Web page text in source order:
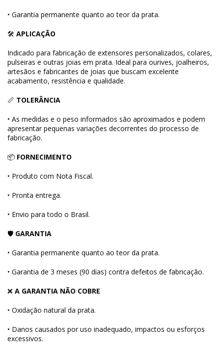
• Garantia permanente quanto ao teor da prata.
🛠 APLICAÇÃO
Indicado para fabricação de extensores personalizados, colares,
pulseiras e outras joias em prata. Ideal para ourives, joalheiros,
artesãos e fabricantes de joias que buscam excelente
acabamento, resistência e qualidade.
📏 TOLERÂNCIA
• As medidas e o peso informados são aproximados e podem
apresentar pequenas variações decorrentes do processo de
fabricação.
📦 FORNECIMENTO
• Produto com Nota Fiscal.
• Pronta entrega.
• Envio para todo o Brasil.
🛡 GARANTIA
• Garantia permanente quanto ao teor da prata.
• Garantia de 3 meses (90 dias) contra defeitos de fabricação.
❌ A GARANTIA NÃO COBRE
• Oxidação natural da prata.
• Danos causados por uso inadequado, impactos ou esforços
excessivos.